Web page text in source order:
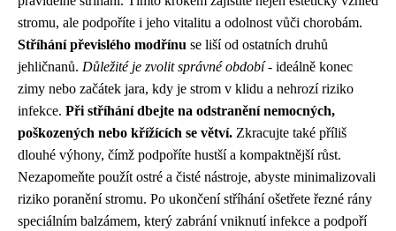
stromu, ale podpoříte i jeho vitalitu a odolnost vůči chorobám.
Stříhání převislého modřínu se liší od ostatních druhů
jehličnanů. Důležité je zvolit správné období- ideálně konec
zimy nebo začátek jara, kdy je strom v klidu a nehrozí riziko
infekce. Při stříhání dbejte na odstranění nemocných,
poškozených nebo křížících se větví. Zkracujte také příliš
dlouhé výhony, čímž podpoříte hustší a kompaktnější růst.
Nezapomeňte použít ostré a čisté nástroje, abyste minimalizovali
riziko poranění stromu. Po ukončení stříhání ošetřete řezné rány
speciálním balzámem, který zabrání vniknutí infekce a podpoří